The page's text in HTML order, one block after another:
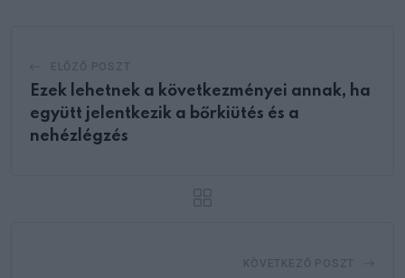
Ezek lehetnek a következményei annak, ha
együtt jelentkezik a bőrkiütés és a
nehézlégzés